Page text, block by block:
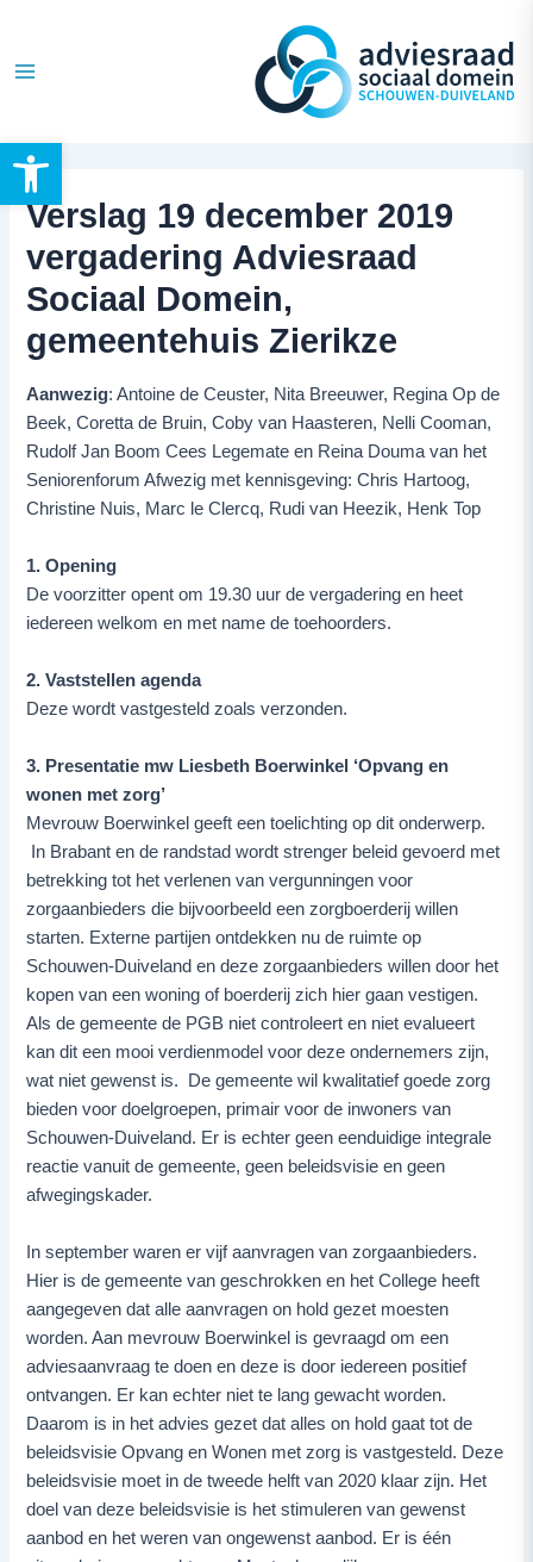
Toolbar openen
deMenu
Verslag 19 december 2019
vergadering Adviesraad
Sociaal Domein,
gemeentehuis Zierikze
Aanwezig: Antoine de Ceuster, Nita Breeuwer, Regina Op de
Beek, Coretta de Bruin, Coby van Haasteren, Nelli Cooman,
Rudolf Jan Boom Cees Legemate en Reina Douma van het
Seniorenforum Afwezig met kennisgeving: Chris Hartoog,
Christine Nuis, Marc le Clercq, Rudi van Heezik, Henk Top
1. Opening
De voorzitter opent om 19.30 uur de vergadering en heet
iedereen welkom en met name de toehoorders.
2. Vaststellen agenda
Deze wordt vastgesteld zoals verzonden.
3. Presentatie mw Liesbeth Boerwinkel ‘Opvang en
wonen met zorg’
Mevrouw Boerwinkel geeft een toelichting op dit onderwerp.
In Brabant en de randstad wordt strenger beleid gevoerd met
betrekking tot het verlenen van vergunningen voor
zorgaanbieders die bijvoorbeeld een zorgboerderij willen
starten. Externe partijen ontdekken nu de ruimte op
Schouwen-Duiveland en deze zorgaanbieders willen door het
kopen van een woning of boerderij zich hier gaan vestigen.
Als de gemeente de PGB niet controleert en niet evalueert
kan dit een mooi verdienmodel voor deze ondernemers zijn,
wat niet gewenst is. De gemeente wil kwalitatief goede zorg
bieden voor doelgroepen, primair voor de inwoners van
Schouwen-Duiveland. Er is echter geen eenduidige integrale
reactie vanuit de gemeente, geen beleidsvisie en geen
afwegingskader.
In september waren er vijf aanvragen van zorgaanbieders.
Hier is de gemeente van geschrokken en het College heeft
aangegeven dat alle aanvragen on hold gezet moesten
worden. Aan mevrouw Boerwinkel is gevraagd om een
adviesaanvraag te doen en deze is door iedereen positief
ontvangen. Er kan echter niet te lang gewacht worden.
Daarom is in het advies gezet dat alles on hold gaat tot de
beleidsvisie Opvang en Wonen met zorg is vastgesteld. Deze
beleidsvisie moet in de tweede helft van 2020 klaar zijn. Het
doel van deze beleidsvisie is het stimuleren van gewenst
aanbod en het weren van ongewenst aanbod. Er is één